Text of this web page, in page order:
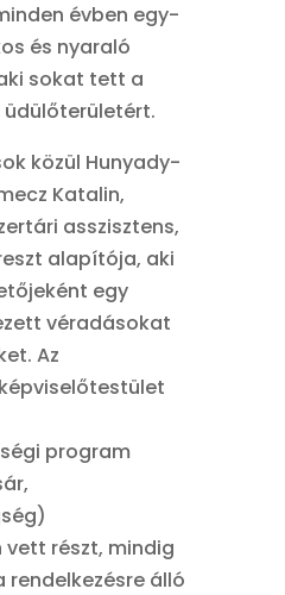
évben egy-
és nyaraló
sokat tett a
üdülőterületért.
közül Hunyady-
Katalin,
asszisztens,
alapítója, aki
egy
véradásokat
Az
program
részt, mindig
álló